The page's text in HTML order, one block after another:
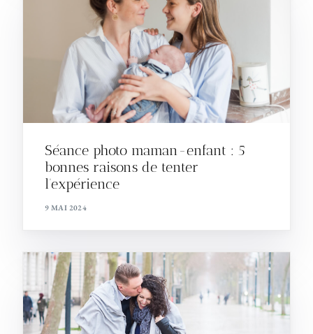
Séance photo maman-enfant : 5
bonnes raisons de tenter
l’expérience
9 MAI 2024